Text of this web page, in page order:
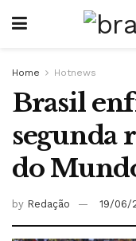
Home Hotnews
Brasil
segunda
do
by Redação 19/06/